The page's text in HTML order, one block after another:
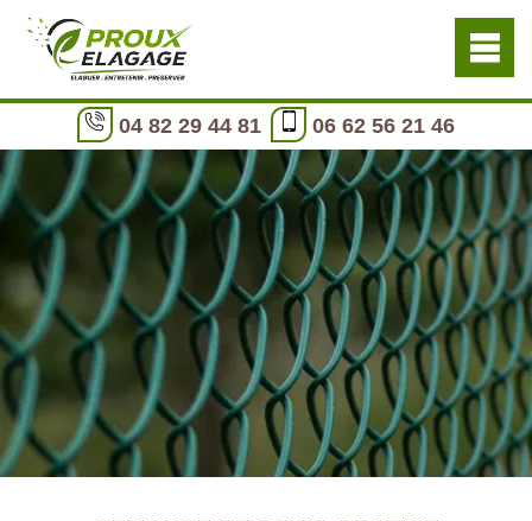
04 82 29 44 81 06 62 56 21 46